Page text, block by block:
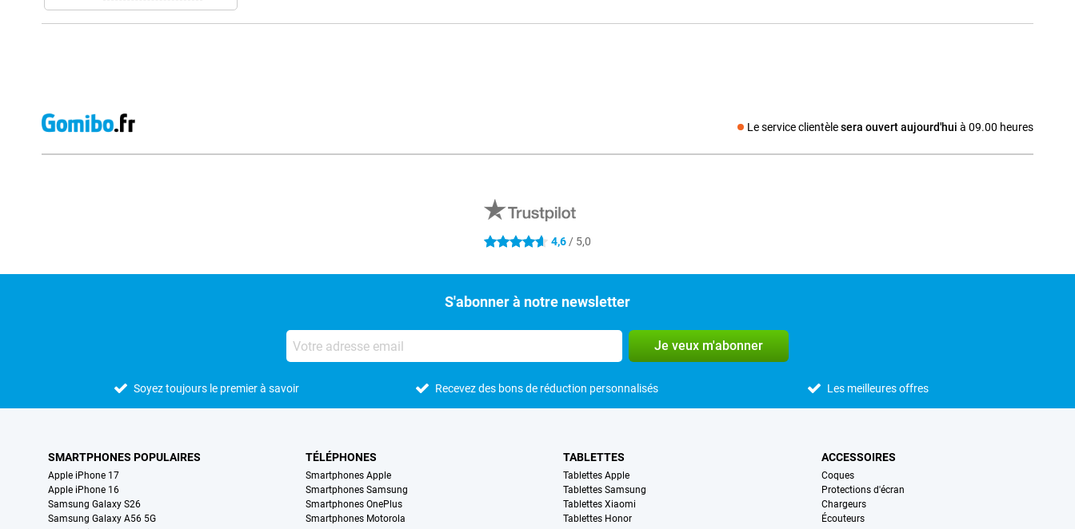
Le service clientèlesera ouvert aujourd'hui à 09.00 heures
Média social
4.6 étoiles 4,6 / 5,0
S'abonner à notre newsletter
Je veux m'abonner
Soyez toujours le premier à savoir Recevez des bons de réduction personnalisés Les meilleures offres
SMARTPHONES POPULAIRES
Apple iPhone 17
Apple iPhone 16
Samsung Galaxy S26
Samsung Galaxy A56 5G
TÉLÉPHONES
Smartphones Apple
Smartphones Samsung
Smartphones OnePlus
Smartphones Motorola
TABLETTES
Tablettes Apple
Tablettes Samsung
Tablettes Xiaomi
Tablettes Honor
ACCESSOIRES
Coques
Protections d'écran
Chargeurs
Écouteurs